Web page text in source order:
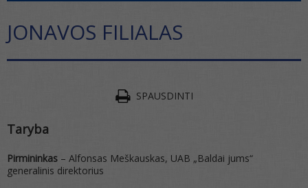
JONAVOS FILIALAS
SPAUSDINTI
Taryba
Pirmininkas – Alfonsas Meškauskas, UAB „Baldai jums“
generalinis direktorius